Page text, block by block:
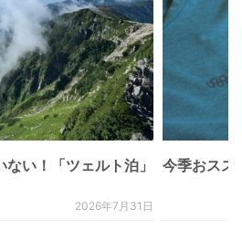
い！「ツェルト泊」
2026年7月31日
今季おスス